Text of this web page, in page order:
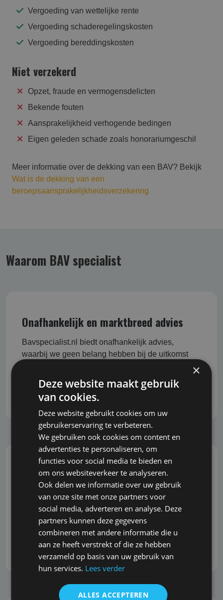
Vergoeding van wettelijke rente
Vergoeding schaderegelingskosten
Vergoeding bereddingskosten
Niet verzekerd
Opzet, fraude en vermogensdelicten
Bekende fouten
Aansprakelijkheid verhogende bedingen
Eigen geleden schade zoals honorariumgeschil
Meer informatie over de dekking van een BAV? Bekijk
Wat is de dekking van een
beroepsaansprakelijkheidsverzekering
Waarom BAV specialist
Onafhankelijk en marktbreed advies
Bavspecialist.nl biedt onafhankelijk advies,
waarbij we geen belang hebben bij de uitkomst
objectieve en eerlijke begeleiding bij het nemen
van belangrijke beslissingen.
Snel, correct en grondig
U wilt snel kunnen inspelen op veranderingen en
ontwikkelingen in de markt. Wij begrijpen dit en
staan bekend om onze snelle reactie, zonder dat
dit ten koste gaat van de grondigheid en kwaliteit
van het advies.
×
Deze website maakt gebruik
van cookies.
Deze website gebruikt cookies om uw
gebruikerservaring te verbeteren.
We gebruiken ook cookies om content en
advertenties te personaliseren, om
functies voor social media te bieden en
om ons websiteverkeer te analyseren.
Ook delen we informatie over uw gebruik
van onze site met onze partners voor
social media, adverteren en analyse. Deze
partners kunnen deze gegevens
combineren met andere informatie die u
aan ze heeft verstrekt of die ze hebben
verzameld op basis van uw gebruik van
hun services. Lees verder
ALLES ACCEPTEREN